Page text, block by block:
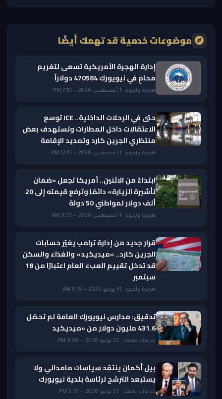
موضوعات خدمية قد تهمك أيضًا
إدارة الهجرة الأمريكية تسعى لتغريم
محامٍ في نيويورك 470584 دولاراً
هجرة ولجوء · 1 أغسطس 2026 — 7:10 PM
حتى في الرحلات الداخلية.. ICE توسع
الاعتقالات داخل المطارات وتستهدف بعض
منتظري الجرين كارد وتمديد الإقامة
هجرة ولجوء · 1 أغسطس 2026 — 12:51 PM
ابتداءً من الاثنين.. أمريكا تجعل «ضمان
تأشيرة الزيارة» دائمًا وترفع قيمته إلى 20
ألف دولار لمواطني 50 دولة
هجرة ولجوء · 1 أغسطس 2026 — 9:23 AM
قرار جديد من إدارة ترامب يغيّر حسابات
الجرين كارد.. «ميديكيد» والغذاء والسكن
قد تدخل تقييم العبء العام اعتبارًا من 18
سبتمبر
هجرة ولجوء · 31 يوليو 2026 — 8:19 AM
تدقيق: مدارس نيويورك العامة لم تحصّل
431.6 مليون دولار من «ميديكيد
خدمات تهمك · 23 يوليو 2026 — 9:06 PM
بيل أكمان ينتقد سياسات مامداني ولا
يستبعد الترشح لرئاسة بلدية نيويورك
خدمات تهمك · 23 يوليو 2026 — 5:35 PM